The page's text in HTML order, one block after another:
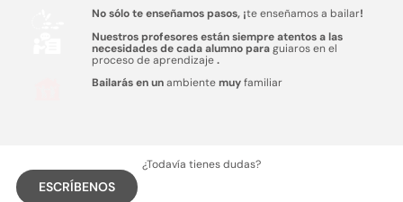
No sólo te enseñamos pasos, ¡te enseñamos a bailar!
Nuestros profesores están siempre atentos a las
necesidades de cada alumno paraguiaros en el
proceso de aprendizaje.
Bailarás en unambientemuyfamiliar
¿Todavía tienes dudas?
ESCRÍBENOS